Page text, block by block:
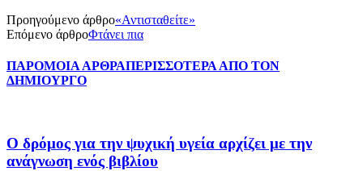
Προηγούμενο άρθρο«Αντισταθείτε»
Επόμενο άρθροΦτάνει πια
ΠΑΡΟΜΟΙΑ ΑΡΘΡΑΠΕΡΙΣΣΟΤΕΡΑ ΑΠΟ ΤΟΝ
ΔΗΜΙΟΥΡΓΟ
Ο δρόμος για την ψυχική υγεία αρχίζει με την
ανάγνωση ενός βιβλίου